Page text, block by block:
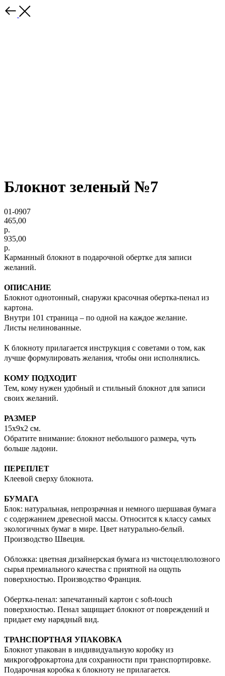
Блокнот зеленый №7
01-0907
465,00
р.
935,00
р.
Карманный блокнот в подарочной обертке для записи
желаний.
ОПИСАНИЕ
Блокнот однотонный, снаружи красочная обертка-пенал из
картона.
Внутри 101 страница – по одной на каждое желание.
Листы нелинованные.
К блокноту прилагается инструкция с советами о том, как
лучше формулировать желания, чтобы они исполнялись.
КОМУ ПОДХОДИТ
Тем, кому нужен удобный и стильный блокнот для записи
своих желаний.
РАЗМЕР
15х9х2 см.
Обратите внимание: блокнот небольшого размера, чуть
больше ладони.
ПЕРЕПЛЕТ
Клеевой сверху блокнота.
БУМАГА
Блок: натуральная, непрозрачная и немного шершавая бумага
с содержанием древесной массы. Относится к классу самых
экологичных бумаг в мире. Цвет натурально-белый.
Производство Швеция.
Обложка: цветная дизайнерская бумага из чистоцеллюлозного
сырья премиального качества с приятной на ощупь
поверхностью. Производство Франция.
Обертка-пенал: запечатанный картон с soft-touch
поверхностью. Пенал защищает блокнот от повреждений и
придает ему нарядный вид.
ТРАНСПОРТНАЯ УПАКОВКА
Блокнот упакован в индивидуальную коробку из
микрогофрокартона для сохранности при транспортировке.
Подарочная коробка к блокноту не прилагается.